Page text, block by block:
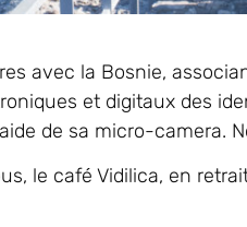
avec la Bosnie,
et digitaux des
de sa micro-camera.
le café Vidilica, en